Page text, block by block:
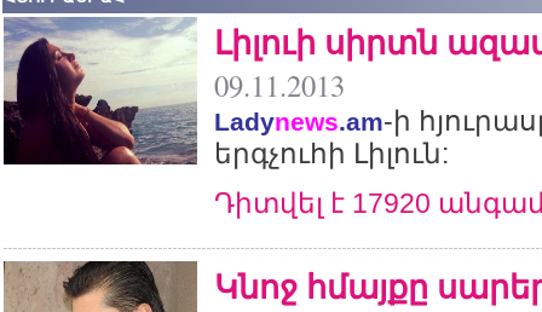
Լիլուի սիրտն
09.11.2013
Ladynews.am-ի
երգչուհի Լիլուն:
Դիտվել է 17920
Կնոջ հմայքը